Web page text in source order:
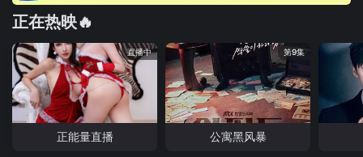
正在热映🔥
直播中
正能量直播
第9集
公寓黑风暴